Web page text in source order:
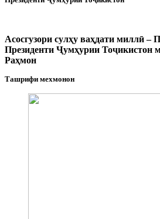
Асосгузори сулҳу ваҳдати миллӣ –
Президенти Ҷумҳурии Тоҷикистон
Раҳмон
Ташрифи мехмонон